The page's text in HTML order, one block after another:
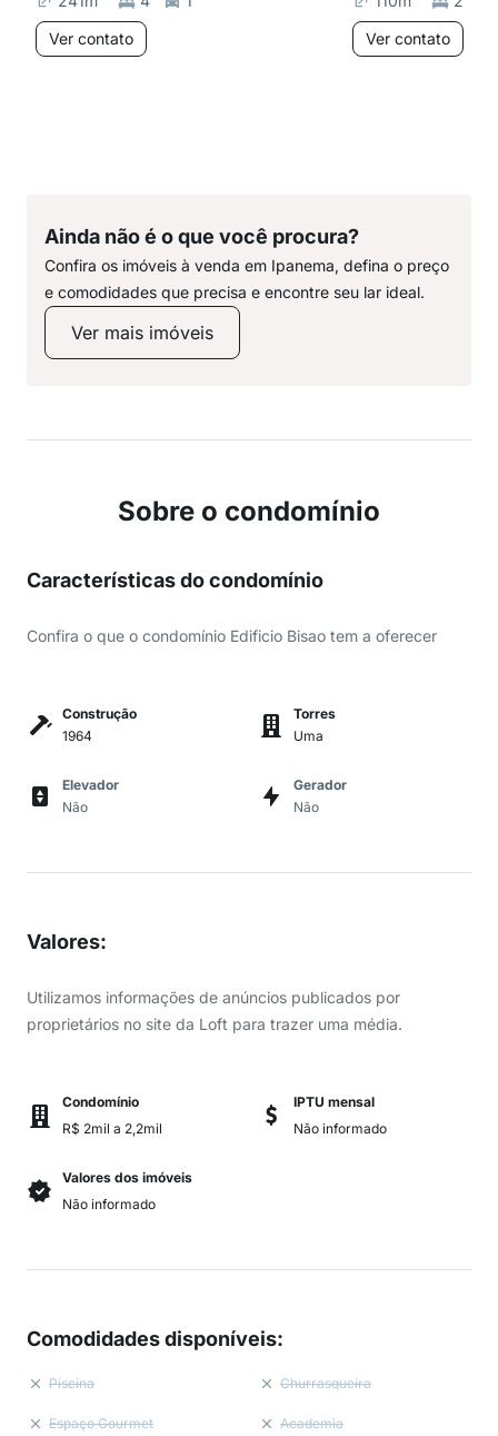
Ver contato
Ver contato
Ainda não é o que você procura?
Confira os imóveis à venda em Ipanema, defina o preço
e comodidades que precisa e encontre seu lar ideal.
Ver mais imóveis
Sobre o condomínio
Características do condomínio
Confira o que o condomínio Edificio Bisao tem a oferecer
Construção
1964
Torres
Uma
Elevador
Não
Gerador
Não
Valores:
Utilizamos informações de anúncios publicados por
proprietários no site da Loft para trazer uma média.
Condomínio
R$ 2mil a 2,2mil
IPTU mensal
Não informado
Valores dos imóveis
Não informado
Comodidades disponíveis:
Piscina Churrasqueira
Espaço Gourmet Academia